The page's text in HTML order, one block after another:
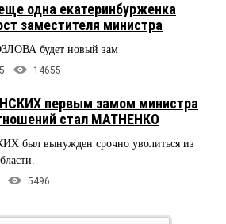
одна екатеринбурженка
заместителя министра
будет новый зам
14655
первым замом министра
стал МАТНЕНКО
был вынужден срочно уволиться из
5496